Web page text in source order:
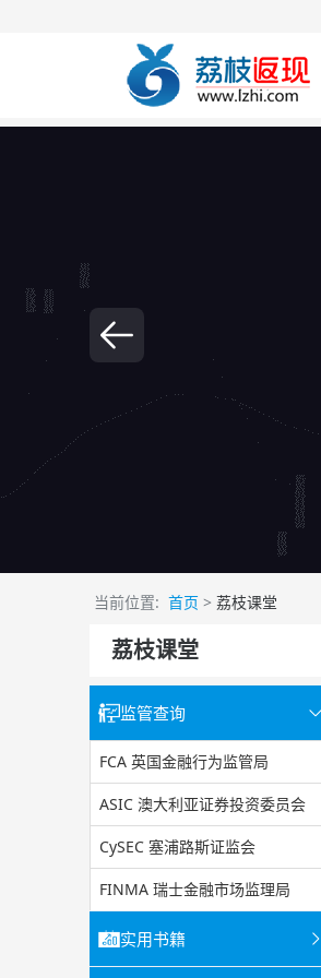
当前位置: 首页 > 荔枝课堂
荔枝课堂
监管查询
FCA 英国金融行为监管局
ASIC 澳大利亚证券投资委员会
CySEC 塞浦路斯证监会
FINMA 瑞士金融市场监理局
实用书籍